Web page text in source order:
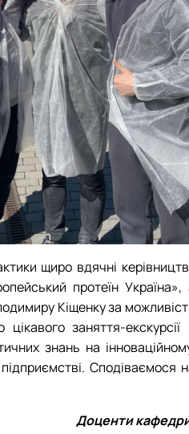
щиро вдячні
протеїн Україна»,
Кіщенку за
цікавого заняття-екскурсії
знань на
Сподіваємося
Доценти